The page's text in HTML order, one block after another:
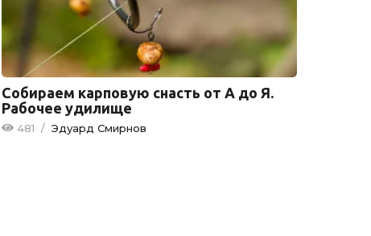
Собираем карповую снасть от А до Я.
Рабочее удилище
481 /Эдуард Смирнов